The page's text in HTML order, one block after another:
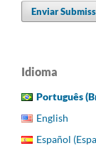
Enviar
Idioma
Português
English
Español